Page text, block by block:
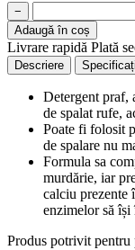
−
Adaugă în coș
Livrare rapidă Plată
Descriere
Detergent praf,
de spalat rufe,
Poate fi folosit
de spalare nu
Formula sa
murdărie, iar
calciu prezente
enzimelor să
Produs potrivit